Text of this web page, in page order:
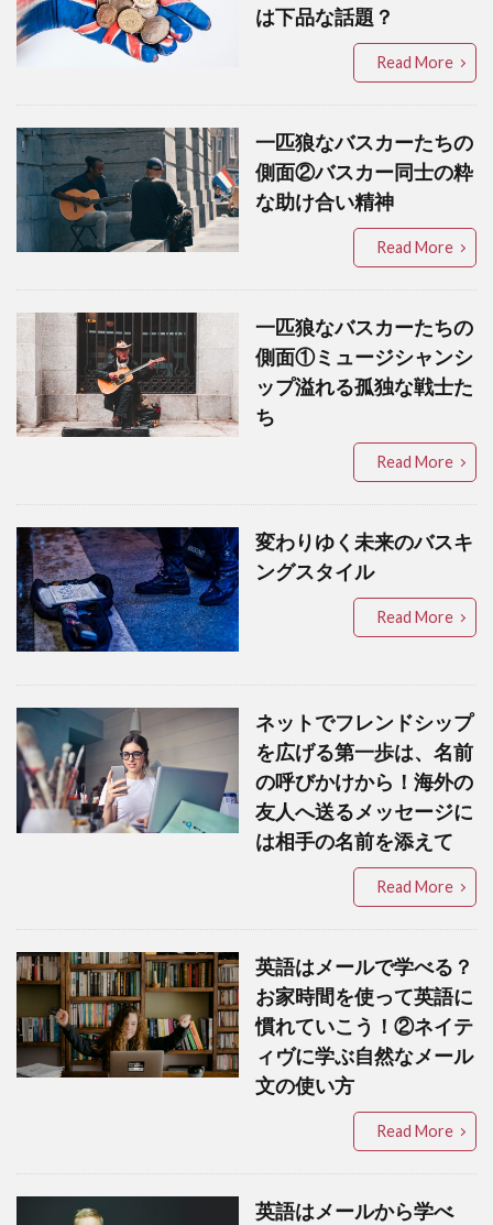
は下品な話題？
Read More
一匹狼なバスカーたちの
側面②バスカー同士の粋
な助け合い精神
Read More
一匹狼なバスカーたちの
側面①ミュージシャンシ
ップ溢れる孤独な戦士た
ち
Read More
変わりゆく未来のバスキ
ングスタイル
Read More
ネットでフレンドシップ
を広げる第一歩は、名前
の呼びかけから！海外の
友人へ送るメッセージに
は相手の名前を添えて
Read More
英語はメールで学べる？
お家時間を使って英語に
慣れていこう！②ネイテ
ィヴに学ぶ自然なメール
文の使い方
Read More
英語はメールから学べ